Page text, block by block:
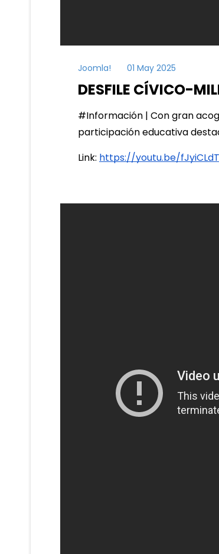
Joomla! 01 May 2025
DESFILE CÍVICO-
#Información | Con gran
participación educativa
Link: https://youtu.be/